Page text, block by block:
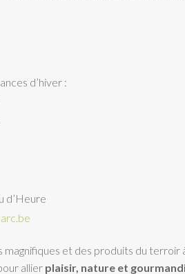
d’hiver :
d’Heure
magnifiques et des produits du
allier plaisir, nature et